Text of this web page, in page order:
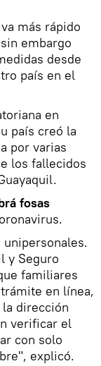
más rápido
embargo
desde
país en el
en
país creó la
por varias
los fallecidos
fosas
y Seguro
familiares
en línea,
dirección
verificar el
con solo
explicó.